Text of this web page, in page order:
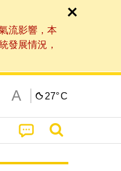
流影響，本
發展情況，
A 27°C